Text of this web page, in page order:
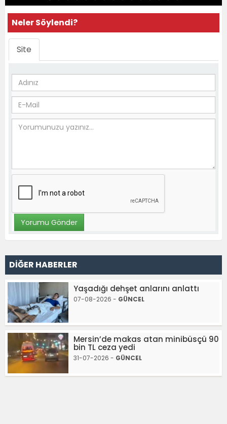
Neler Söylendi?
Site
DİĞER HABERLER
Yaşadığı dehşet anlarını anlattı
07-08-2026 - GÜNCEL
Mersin’de makas atan minibüsçü 90
bin TL ceza yedi
31-07-2026 - GÜNCEL